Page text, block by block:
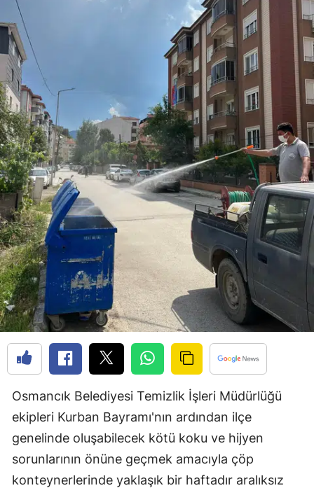
Diyarbakır
Edirne
Elazığ
Erzincan
Erzurum
Eskişehir
Gaziantep
Giresun
Gümüşhane
Hakkari
Hatay
Isparta
Mersin
İstanbul
İzmir
Kars
Kastamonu
Osmancık Belediyesi Temizlik İşleri Müdürlüğü
ekipleri Kurban Bayramı'nın ardından ilçe
genelinde oluşabilecek kötü koku ve hijyen
sorunlarının önüne geçmek amacıyla çöp
konteynerlerinde yaklaşık bir haftadır aralıksız